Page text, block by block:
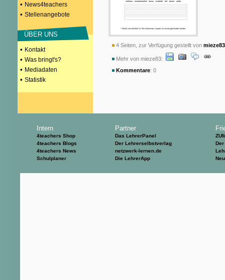
• News4teachers
• Stellenangebote
ÜBER UNS
• Kontakt
• Was bringt's?
• Mediadaten
• Statistik
4 Seiten, zur Verfügung gestellt von mieze83
Mehr von mieze83:
Kommentare: 0
Intern
4teachers Shop
4teachers Blogs
4teachers News
Schulplaner
Partner
Das LehrerPanel
Der Lehrerselbstverlag
netzwerk-lernen.de
Die LehrerApp